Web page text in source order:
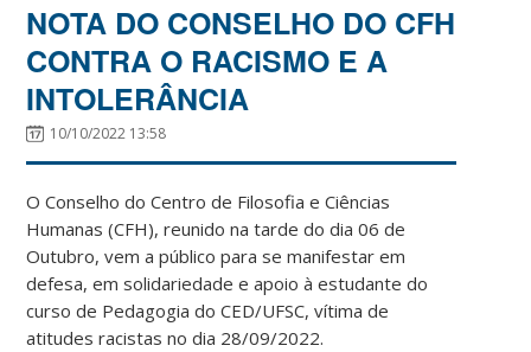
NOTA DO CONSELHO DO CFH
CONTRA O RACISMO E A
INTOLERÂNCIA
10/10/2022 13:58
O Conselho do Centro de Filosofia e Ciências
Humanas (CFH), reunido na tarde do dia 06 de
Outubro, vem a público para se manifestar em
defesa, em solidariedade e apoio à estudante do
curso de Pedagogia do CED/UFSC, vítima de
atitudes racistas no dia 28/09/2022.